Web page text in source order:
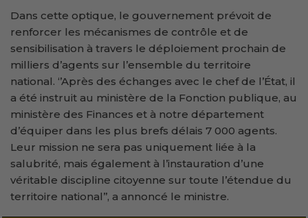
Dans cette optique, le gouvernement prévoit de
renforcer les mécanismes de contrôle et de
sensibilisation à travers le déploiement prochain de
milliers d’agents sur l’ensemble du territoire
national. ‘’Après des échanges avec le chef de l’État, il
a été instruit au ministère de la Fonction publique, au
ministère des Finances et à notre département
d’équiper dans les plus brefs délais 7 000 agents.
Leur mission ne sera pas uniquement liée à la
salubrité, mais également à l’instauration d’une
véritable discipline citoyenne sur toute l’étendue du
territoire national’’, a annoncé le ministre.